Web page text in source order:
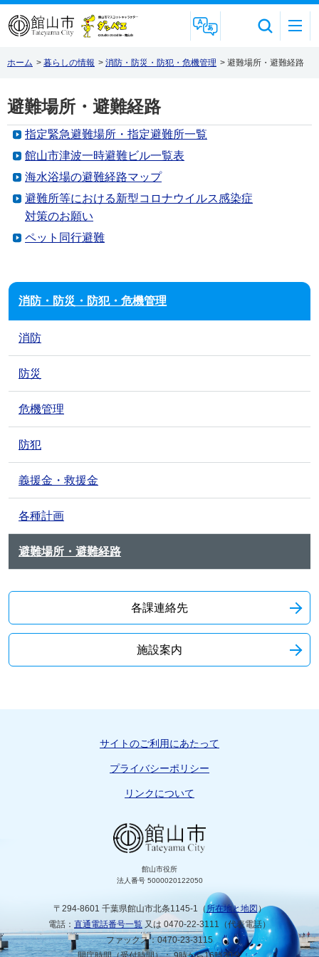
Foreign Language
ホーム > 暮らしの情報 > 消防・防災・防犯・危機管理 > 避難場所・避難経路
避難場所・避難経路
指定緊急避難場所・指定避難所一覧
館山市津波一時避難ビル一覧表
海水浴場の避難経路マップ
避難所等における新型コロナウイルス感染症
対策のお願い
ペット同行避難
消防・防災・防犯・危機管理
消防
防災
危機管理
防犯
義援金・救援金
各種計画
避難場所・避難経路
各課連絡先
施設案内
館山市役所
法人番号 5000020122050
〒294-8601 千葉県館山市北条1145-1（所在地と地図 ）
電話： 直通電話番号一覧又は 0470-22-3111（代表電話）
ファックス：0470-23-3115
サイトのご利用にあたって
プライバシーポリシー
リンクについて